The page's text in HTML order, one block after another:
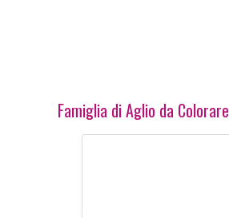
Famiglia di Aglio da Colorare